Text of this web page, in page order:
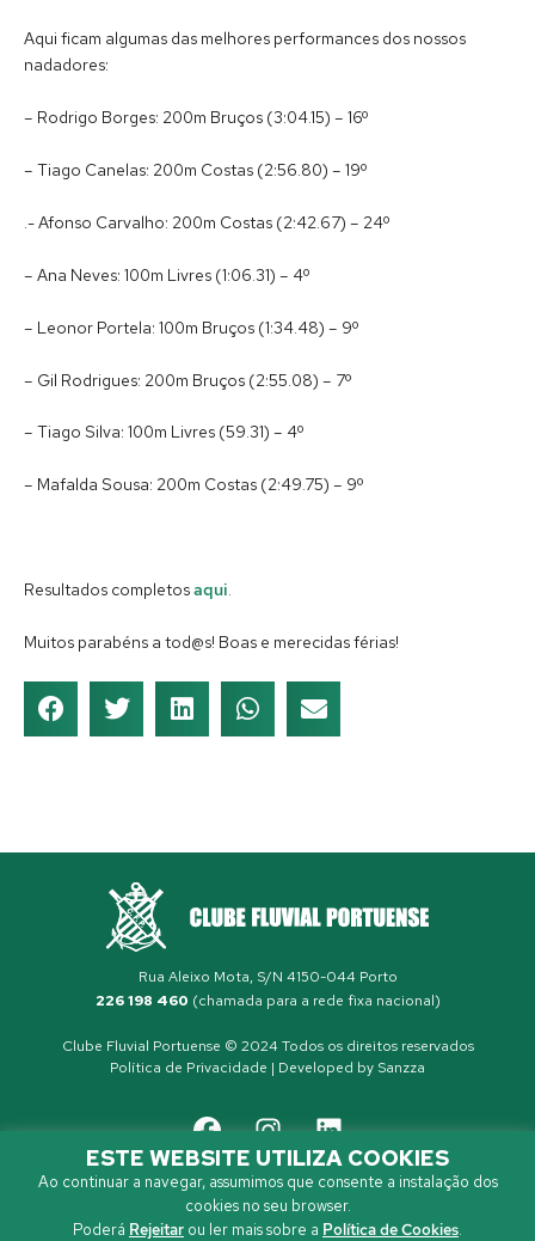
Aqui ficam algumas das melhores performances dos nossos
nadadores:
– Rodrigo Borges: 200m Bruços (3:04.15) – 16º
– Tiago Canelas: 200m Costas (2:56.80) – 19º
.- Afonso Carvalho: 200m Costas (2:42.67) – 24º
– Ana Neves: 100m Livres (1:06.31) – 4º
– Leonor Portela: 100m Bruços (1:34.48) – 9º
– Gil Rodrigues: 200m Bruços (2:55.08) – 7º
– Tiago Silva: 100m Livres (59.31) – 4º
– Mafalda Sousa: 200m Costas (2:49.75) – 9º
Resultados completosaqui.
Muitos parabéns a tod@s! Boas e merecidas férias!
Rua Aleixo Mota, S/N 4150-044 Porto
226 198 460 (chamada para a rede fixa nacional)
Clube Fluvial Portuense © 2024 Todos os direitos reservados
Política de Privacidade | Developed by Sanzza
ESTE WEBSITE UTILIZA COOKIES
Ao continuar a navegar, assumimos que consente a instalação dos
cookies no seu browser.
Poderá Rejeitar ou ler mais sobre a Política de Cookies.